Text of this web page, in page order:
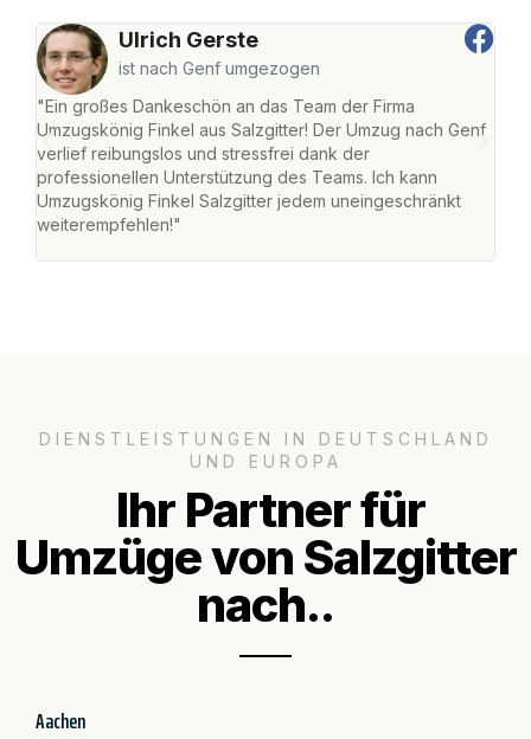
Ulrich Gerste
ist nach Genf umgezogen
"Ein großes Dankeschön an das Team der Firma
Umzugskönig Finkel aus Salzgitter! Der Umzug nach Genf
verlief reibungslos und stressfrei dank der
professionellen Unterstützung des Teams. Ich kann
Umzugskönig Finkel Salzgitter jedem uneingeschränkt
weiterempfehlen!"
DIENSTLEISTUNGEN IN DEUTSCHLAND
UND EUROPA
Ihr Partner für
Umzüge von Salzgitter
nach..
Aachen